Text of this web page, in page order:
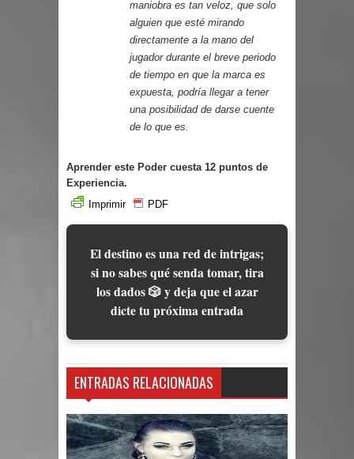
maniobra es tan veloz, que solo
alguien que esté mirando
directamente a la mano del
jugador durante el breve periodo
de tiempo en que la marca es
expuesta, podría llegar a tener
una posibilidad de darse cuente
de lo que es.
Aprender este Poder cuesta 12 puntos de
Experiencia.
Imprimir
PDF
El destino es una red de intrigas;
si no sabes qué senda tomar, tira
los dados 🎲 y deja que el azar
dicte tu próxima entrada
ENTRADAS RELACIONADAS